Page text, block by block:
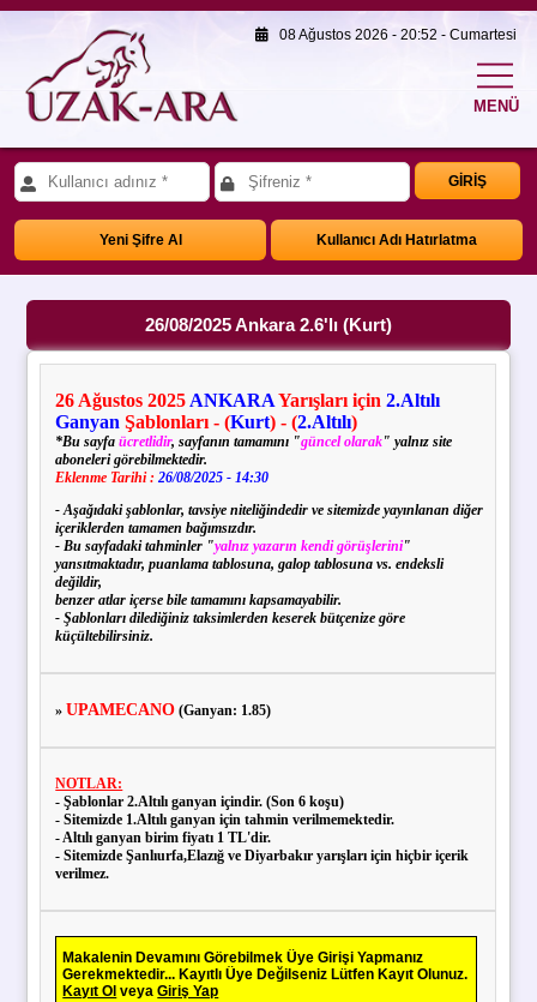
08 Ağustos 2026 - 20:52 - Cumartesi
MENÜ
GİRİŞ
Yeni Şifre Al Kullanıcı Adı Hatırlatma
26/08/2025 Ankara 2.6'lı (Kurt)
26 Ağustos 2025 ANKARAYarışları için2.Altılı
Ganyan Şablonları - (Kurt) - (2.Altılı)
*Bu sayfaücretlidir, sayfanın tamamını "güncel olarak" yalnız site
aboneleri görebilmektedir.
Eklenme Tarihi : 26/08/2025 - 14:30
- Aşağıdaki şablonlar, tavsiye niteliğindedir ve sitemizde yayınlanan diğer
içeriklerden tamamen bağımsızdır.
- Bu sayfadaki tahminler "yalnız yazarın kendi görüşlerini"
yansıtmaktadır, puanlama tablosuna, galop tablosuna vs. endeksli
değildir,
benzer atlar içerse bile tamamını kapsamayabilir.
- Şablonları dilediğiniz taksimlerden keserek bütçenize göre
küçültebilirsiniz.
» UPAMECANO (Ganyan: 1.85)
NOTLAR:
- Şablonlar 2.Altılı ganyan içindir. (Son 6 koşu)
- Sitemizde 1.Altılı ganyan için tahmin verilmemektedir.
- Altılı ganyan birim fiyatı 1 TL'dir.
- Sitemizde Şanlıurfa,Elazığ ve Diyarbakır yarışları için hiçbir içerik
verilmez.
Makalenin Devamını Görebilmek Üye Girişi Yapmanız
Gerekmektedir... Kayıtlı Üye Değilseniz Lütfen Kayıt Olunuz.
Kayıt Ol veyaGiriş Yap